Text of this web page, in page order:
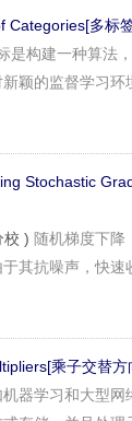
Categories[多标
是构建一种算法
颖的监督学习
Stochastic
校 ) 随机梯度下降
其抗噪声，快
乘子交替方
机器学习和大型网